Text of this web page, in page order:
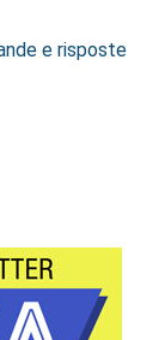
e risposte